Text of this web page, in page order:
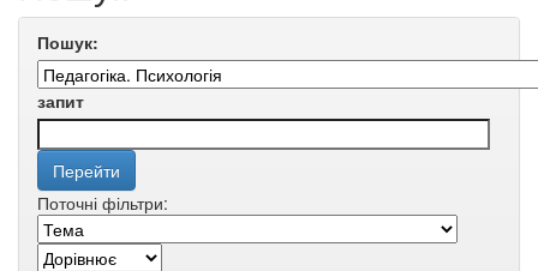
Пошук:
запит
Поточні фільтри: